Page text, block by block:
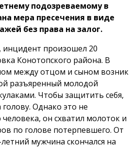
подозреваемому в
мера пресечения в виде
без права на залог.
инцидент произошел 20
Конотопского района. В
между отцом и сыном возник
разъяренный молодой
Чтобы защитить себя,
Однако это не
он схватил молоток и
по голове потерпевшего. От
мужчина скончался на